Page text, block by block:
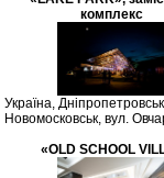
комплекс
Україна,
Новомосковськ, вул.
«OLD SCHOOL